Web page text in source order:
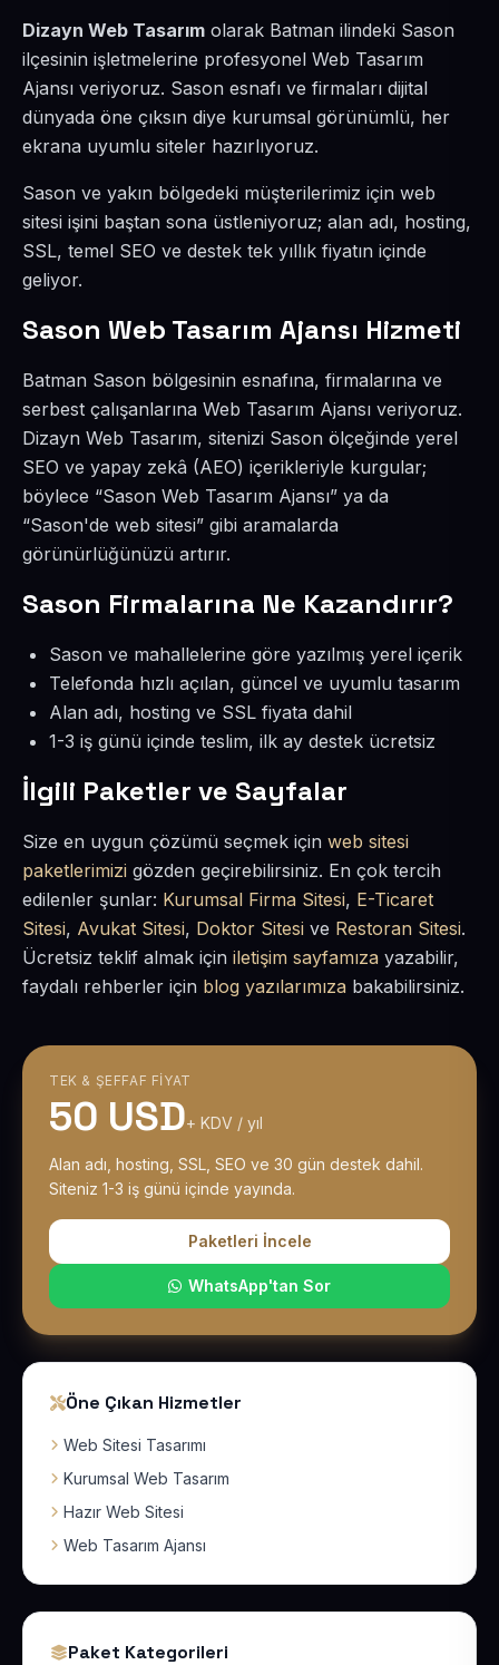
Dizayn Web Tasarım olarak Batman ilindeki Sason
ilçesinin işletmelerine profesyonel Web Tasarım
Ajansı veriyoruz. Sason esnafı ve firmaları dijital
dünyada öne çıksın diye kurumsal görünümlü, her
ekrana uyumlu siteler hazırlıyoruz.
Sason ve yakın bölgedeki müşterilerimiz için web
sitesi işini baştan sona üstleniyoruz; alan adı, hosting,
SSL, temel SEO ve destek tek yıllık fiyatın içinde
geliyor.
Sason Web Tasarım Ajansı Hizmeti
Batman Sason bölgesinin esnafına, firmalarına ve
serbest çalışanlarına Web Tasarım Ajansı veriyoruz.
Dizayn Web Tasarım, sitenizi Sason ölçeğinde yerel
SEO ve yapay zekâ (AEO) içerikleriyle kurgular;
böylece “Sason Web Tasarım Ajansı” ya da
“Sason'de web sitesi” gibi aramalarda
görünürlüğünüzü artırır.
Sason Firmalarına Ne Kazandırır?
Sason ve mahallelerine göre yazılmış yerel içerik
Telefonda hızlı açılan, güncel ve uyumlu tasarım
Alan adı, hosting ve SSL fiyata dahil
1-3 iş günü içinde teslim, ilk ay destek ücretsiz
İlgili Paketler ve Sayfalar
Size en uygun çözümü seçmek için web sitesi
paketlerimizi gözden geçirebilirsiniz. En çok tercih
edilenler şunlar: Kurumsal Firma Sitesi, E-Ticaret
Sitesi, Avukat Sitesi, Doktor Sitesi ve Restoran Sitesi.
Ücretsiz teklif almak için iletişim sayfamıza yazabilir,
faydalı rehberler için blog yazılarımıza bakabilirsiniz.
TEK & ŞEFFAF FIYAT
50 USD+ KDV / yıl
Alan adı, hosting, SSL, SEO ve 30 gün destek dahil.
Siteniz 1-3 iş günü içinde yayında.
Paketleri İncele
WhatsApp'tan Sor
Öne Çıkan Hizmetler
Web Sitesi Tasarımı
Kurumsal Web Tasarım
Hazır Web Sitesi
Web Tasarım Ajansı
Paket Kategorileri